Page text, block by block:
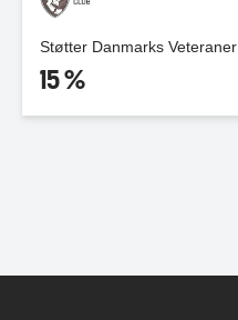
Støtter Danmarks Veteraner
15 %